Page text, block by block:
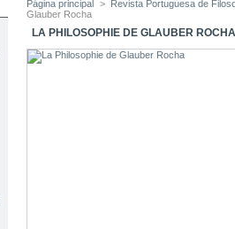
Página principal >
Revista Portuguesa de
Glauber Rocha
LA PHILOSOPHIE DE GLAUBER